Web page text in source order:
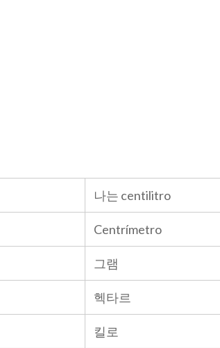
나는 centilitro
Centrímetro
그램
헥타르
킬로